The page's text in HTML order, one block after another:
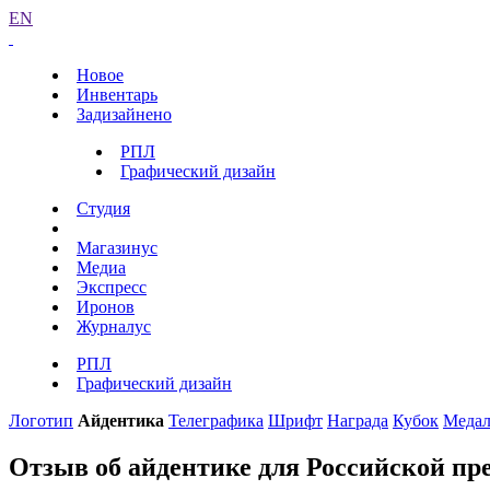
EN
Новое
Инвентарь
Задизайнено
РПЛ
Графический дизайн
Студия
Магазинус
Медиа
Экспресс
Иронов
Журналус
РПЛ
Графический дизайн
Логотип Айдентика Телеграфика Шрифт Награда Кубок
Отзыв об айдентике для Российской